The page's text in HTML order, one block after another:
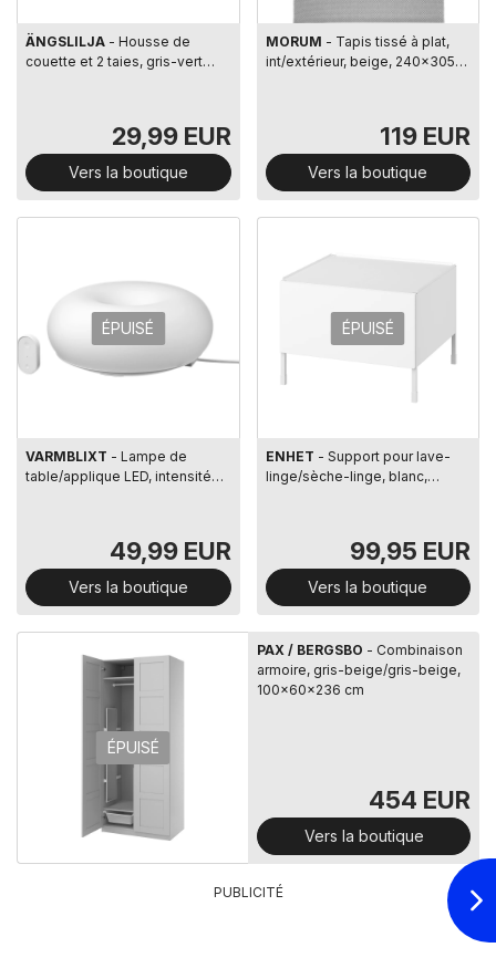
ÄNGSLILJA - Housse de
couette et 2 taies, gris-vert
29,99 EUR
Vers la boutique
MORUM - Tapis tissé à plat,
int/extérieur, beige, 240x305
119 EUR
Vers la boutique
ÉPUISÉ
VARMBLIXT - Lampe de
table/applique LED, intensité
49,99 EUR
Vers la boutique
ÉPUISÉ
ENHET - Support pour lave-
linge/sèche-linge, blanc,
99,95 EUR
Vers la boutique
ÉPUISÉ
PAX / BERGSBO - Combinaison
armoire, gris-beige/gris-beige,
100x60x236 cm
454 EUR
Vers la boutique
PUBLICITÉ